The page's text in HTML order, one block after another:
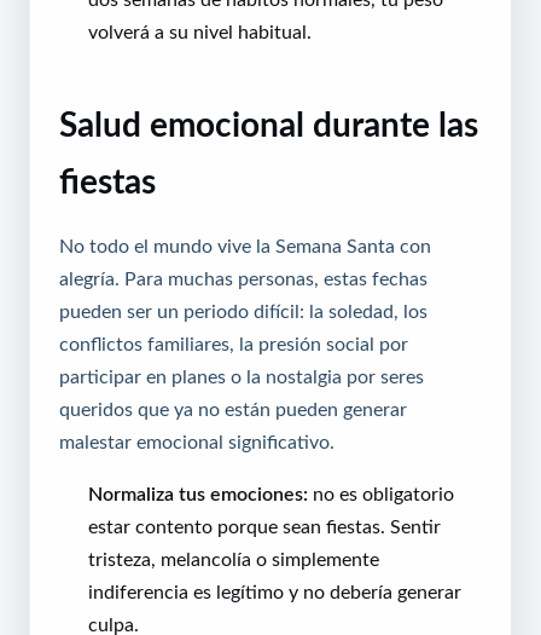
volverá a su nivel habitual.
Salud emocional durante las
fiestas
No todo el mundo vive la Semana Santa con
alegría. Para muchas personas, estas fechas
pueden ser un periodo difícil: la soledad, los
conflictos familiares, la presión social por
participar en planes o la nostalgia por seres
queridos que ya no están pueden generar
malestar emocional significativo.
Normaliza tus emociones: no es obligatorio
estar contento porque sean fiestas. Sentir
tristeza, melancolía o simplemente
indiferencia es legítimo y no debería generar
culpa.